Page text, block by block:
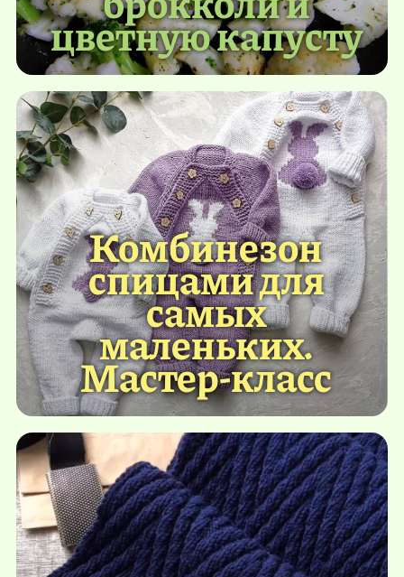
цветную капусту
Комбинезон
спицами для
самых
маленьких.
Мастер-класс